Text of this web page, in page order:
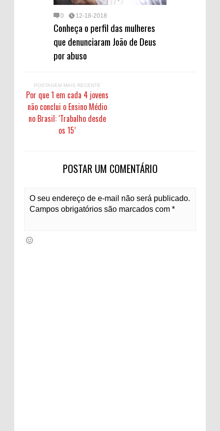
0 12-18-2018
Conheça o perfil das mulheres
que denunciaram João de Deus
por abuso
POSTAGEM MAIS RECENTE
Por que 1 em cada 4 jovens
não conclui o Ensino Médio
no Brasil: ‘Trabalho desde
os 15’
POSTAR UM COMENTÁRIO
O seu endereço de e-mail não será publicado.
Campos obrigatórios são marcados com *